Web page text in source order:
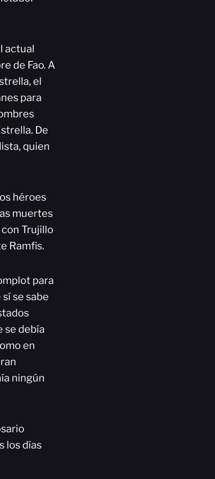
actual
de Fao. A
el
para
De
quien
héroes
muertes
Trujillo
Ramfis.
para
se sabe
se debía
en
ningún
los días